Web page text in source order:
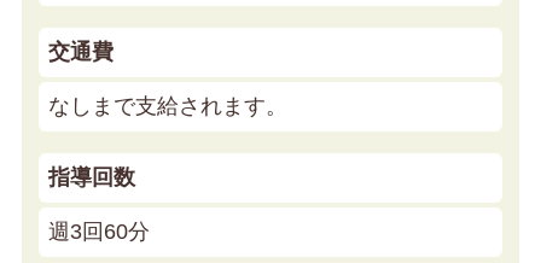
交通費
なしまで支給されます。
指導回数
週3回60分